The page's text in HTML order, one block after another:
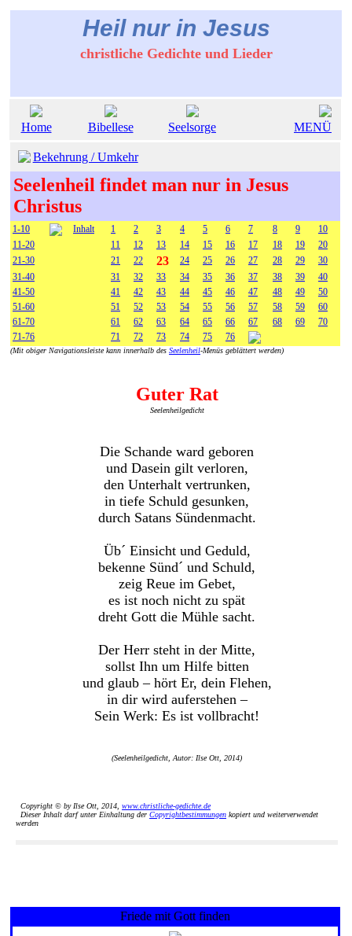
Heil nur in Jesus
christliche Gedichte und Lieder
Home Bibellese Seelsorge MENÜ
Bekehrung / Umkehr
Seelenheil findet man nur in Jesus
Christus
1-10 Inhalt 1 2 3 4 5 6 7 8 9
10
11-20
11 12 13 14 15 16 17 18 19
20
21-30
21 22 23 24 25 26 27 28 29
30
31-40
31 32 33 34 35 36 37 38 39
40
41-50
41 42 43 44 45 46 47 48 49
50
51-60
51 52 53 54 55 56 57 58 59
60
61-70
61 62 63 64 65 66 67 68 69
70
71-76
71 72 73 74 75 76
(Mit obiger Navigationsleiste kann innerhalb des Seelenheil-Menüs geblättert werden)
Guter Rat
Seelenheilgedicht
Die Schande ward geboren
und Dasein gilt verloren,
den Unterhalt vertrunken,
in tiefe Schuld gesunken,
durch Satans Sündenmacht.
Üb´ Einsicht und Geduld,
bekenne Sünd´ und Schuld,
zeig Reue im Gebet,
es ist noch nicht zu spät
dreht Gott die Mühle sacht.
Der Herr steht in der Mitte,
sollst Ihn um Hilfe bitten
und glaub – hört Er, dein Flehen,
in dir wird auferstehen –
Sein Werk: Es ist vollbracht!
(Seelenheilgedicht, Autor: Ilse Ott, 2014)
Copyright © by Ilse Ott, 2014, www.christliche-gedichte.de
Dieser Inhalt darf unter Einhaltung der Copyrightbestimmungen kopiert und weiterverwendet
werden
Friede mit Gott finden